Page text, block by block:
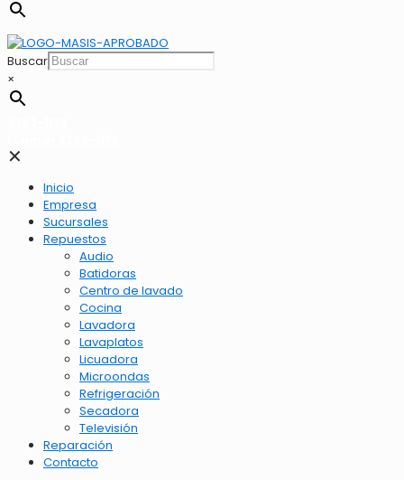
Buscar
×
✕
Inicio
Empresa
Sucursales
Repuestos
Audio
Batidoras
Centro de lavado
Cocina
Lavadora
Lavaplatos
Licuadora
Microondas
Refrigeración
Secadora
Televisión
Reparación
Contacto